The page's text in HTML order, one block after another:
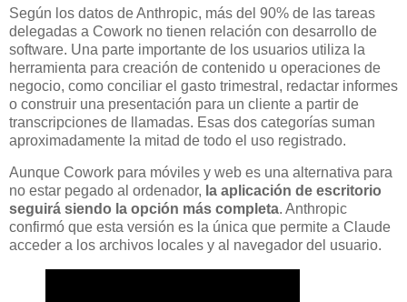
Según los datos de Anthropic, más del 90% de las tareas
delegadas a Cowork no tienen relación con desarrollo de
software. Una parte importante de los usuarios utiliza la
herramienta para creación de contenido u operaciones de
negocio, como conciliar el gasto trimestral, redactar informes
o construir una presentación para un cliente a partir de
transcripciones de llamadas. Esas dos categorías suman
aproximadamente la mitad de todo el uso registrado.
Aunque Cowork para móviles y web es una alternativa para
no estar pegado al ordenador, la aplicación de escritorio
seguirá siendo la opción más completa. Anthropic
confirmó que esta versión es la única que permite a Claude
acceder a los archivos locales y al navegador del usuario.